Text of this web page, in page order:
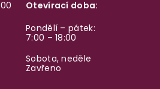
Otevírací doba:
Pondělí – pátek:
7:00 – 18:00
Sobota, neděle
Zavřeno